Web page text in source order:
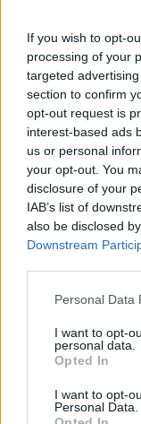
If you wish to opt-
processing of your
targeted
section to confirm
opt-out request is
interest-based ads
us or personal
your opt-out. You
disclosure of your
IAB’s list of
also be disclosed
Downstream
Personal Data
I want to opt-
personal data.
Opted In
I want to opt-
Personal Data.